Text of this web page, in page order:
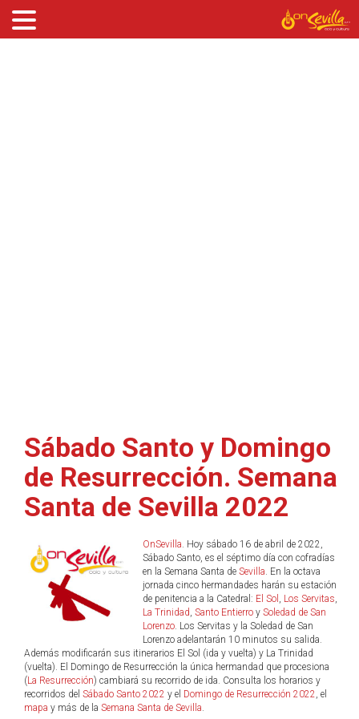
Sábado Santo y Domingo
de Resurrección. Semana
Santa de Sevilla 2022
OnSevilla. Hoy sábado 16 de abril de 2022,
Sábado Santo, es el séptimo día con cofradías
en la Semana Santa de Sevilla. En la octava
jornada cinco hermandades harán su estación
de penitencia a la Catedral: El Sol , Los Servitas,
La Trinidad, Santo Entierroy Soledad de San
Lorenzo. Los Servitas y la Soledad de San
Lorenzo adelantarán 10 minutos su salida.
Además modificarán sus itinerarios El Sol (ida y vuelta) y La Trinidad
(vuelta). El Domingo de Resurrección la única hermandad que procesiona
(La Resurrección) cambiará su recorrido de ida. Consulta los horarios y
recorridos del Sábado Santo 2022 y el Domingo de Resurrección 2022, el
mapa y más de la Semana Santa de Sevilla.